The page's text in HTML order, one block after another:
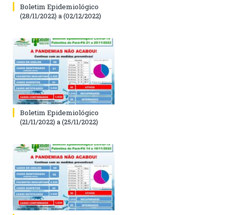
Boletim Epidemiológico
(28/11/2022) a (02/12/2022)
Boletim Epidemiológico
(21/11/2022) a (25/11/2022)